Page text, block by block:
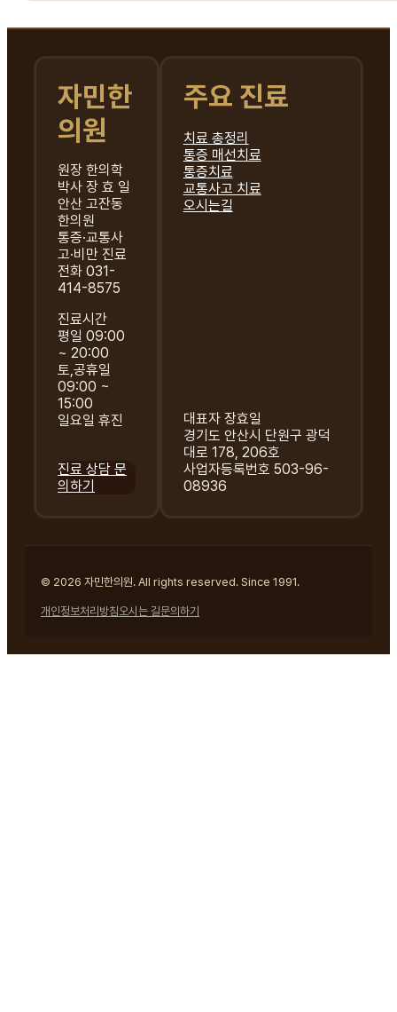
자민한
의원
원장 한의학
박사 장 효 일
안산 고잔동
한의원
통증·교통사
고·비만 진료
전화 031-
414-8575
진료시간
평일 09:00
~ 20:00
토,공휴일
09:00 ~
15:00
일요일 휴진
진료 상담 문
의하기
주요 진료
치료 총정리
통증 매선치료
통증치료
교통사고 치료
오시는길
대표자 장효일
경기도 안산시 단원구 광덕
대로 178, 206호
사업자등록번호 503-96-
08936
© 2026 자민한의원. All rights reserved. Since 1991.
개인정보처리방침오시는 길문의하기